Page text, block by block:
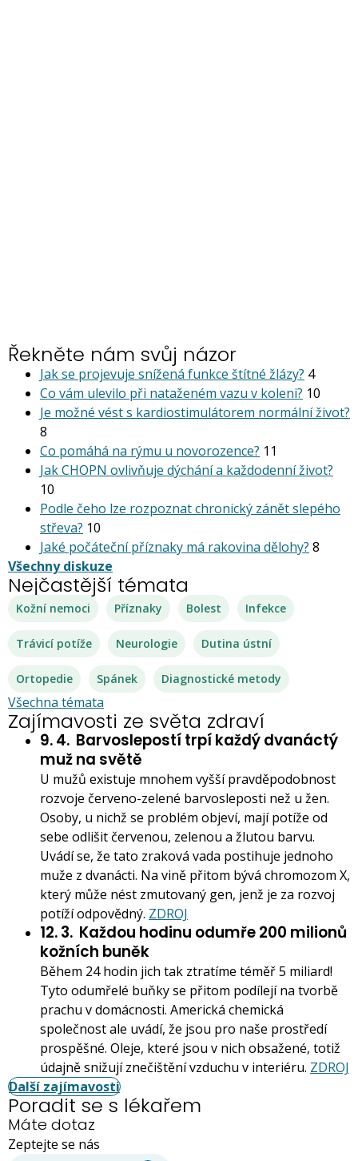
Řekněte nám svůj názor
Jak se projevuje snížená funkce štítné žlázy? 4
Co vám ulevilo při nataženém vazu v koleni? 10
Je možné vést s kardiostimu­látorem normální život?
8
Co pomáhá na rýmu u novorozence? 11
Jak CHOPN ovlivňuje dýchání a každodenní život?
10
Podle čeho lze rozpoznat chronický zánět slepého
střeva? 10
Jaké počáteční příznaky má rakovina dělohy? 8
Všechny diskuze
Nejčastější témata
Kožní nemoci Příznaky Bolest Infekce
Trávicí potíže Neurologie Dutina ústní
Ortopedie Spánek Diagnostické metody
Všechna témata
Zajímavosti ze světa zdraví
9. 4. Barvoslepostí trpí každý dvanáctý
muž na světě
U mužů existuje mnohem vyšší pravděpodobnost
rozvoje červeno-zelené barvosleposti než u žen.
Osoby, u nichž se problém objeví, mají potíže od
sebe odlišit červenou, zelenou a žlutou barvu.
Uvádí se, že tato zraková vada postihuje jednoho
muže z dvanácti. Na vině přitom bývá chromozom X,
který může nést zmutovaný gen, jenž je za rozvoj
potíží odpovědný. ZDROJ
12. 3. Každou hodinu odumře 200 milionů
kožních buněk
Během 24 hodin jich tak ztratíme téměř 5 miliard!
Tyto odumřelé buňky se přitom podílejí na tvorbě
prachu v domácnosti. Americká chemická
společnost ale uvádí, že jsou pro naše prostředí
prospěšné. Oleje, které jsou v nich obsažené, totiž
údajně snižují znečištění vzduchu v interiéru. ZDROJ
Další zajímavosti
Poradit se s lékařem
Máte dotaz
Zeptejte se nás